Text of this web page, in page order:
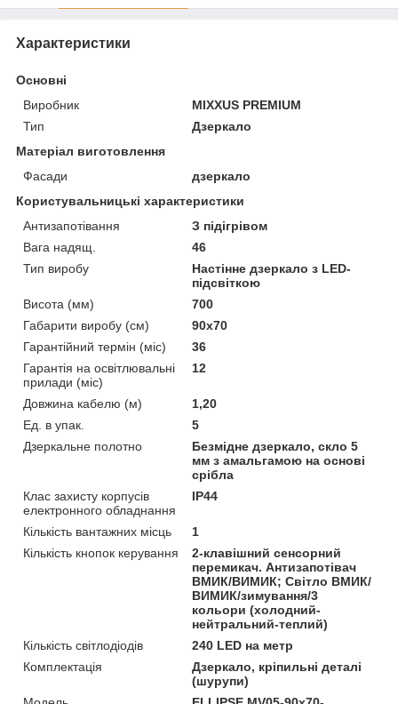
Характеристики
Основні
Виробник
MIXXUS PREMIUM
Тип
Дзеркало
Матеріал виготовлення
Фасади
дзеркало
Користувальницькі характеристики
Антизапотівання
З підігрівом
Вага надящ.
46
Тип виробу
Настінне дзеркало з LED-
підсвіткою
Висота (мм)
700
Габарити виробу (см)
90x70
Гарантійний термін (міс)
36
Гарантія на освітлювальні
прилади (міс)
12
Довжина кабелю (м)
1,20
Ед. в упак.
5
Дзеркальне полотно
Безмідне дзеркало, скло 5
мм з амальгамою на основі
срібла
Клас захисту корпусів
електронного обладнання
IP44
Кількість вантажних місць
1
Кількість кнопок керування
2-клавішний сенсорний
перемикач. Антизапотівач
ВМИК/ВИМИК; Світло ВМИК/
ВИМИК/зимування/3
кольори (холодний-
нейтральний-теплий)
Кількість світлодіодів
240 LED на метр
Комплектація
Дзеркало, кріпильні деталі
(шурупи)